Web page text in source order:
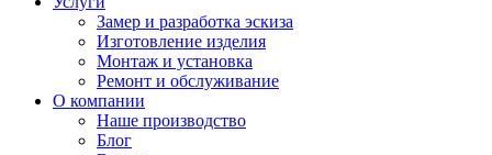
Замер и разработка эскиза
Изготовление изделия
Монтаж и установка
Ремонт и обслуживание
О компании
Наше производство
Блог